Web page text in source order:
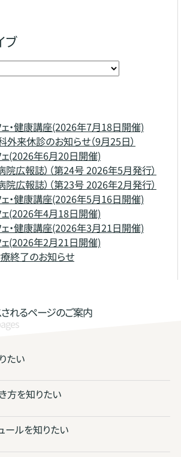
ブ
ェ・健康講座(2026年7月18日開催)
来休診のお知らせ（9月25日）
ェ(2026年6月20日開催)
院広報誌）（第24号 2026年5月発行）
院広報誌）（第23号 2026年2月発行）
ェ・健康講座(2026年5月16日開催)
ェ(2026年4月18日開催)
ェ・健康講座(2026年3月21日開催)
ェ(2026年2月21日開催)
終了のお知らせ
れるページのご案内
たい
方を知りたい
ールを知りたい